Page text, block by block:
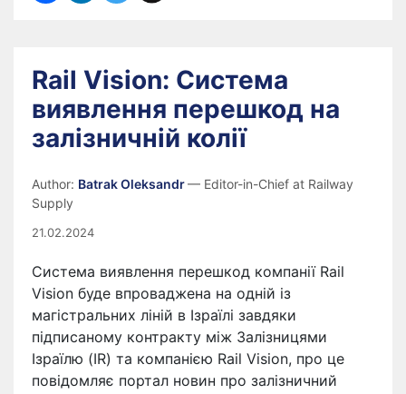
Rail Vision: Система
виявлення перешкод на
залізничній колії
Author: Batrak Oleksandr— Editor-in-Chief at Railway
Supply
21.02.2024
Система виявлення перешкод компанії Rail
Vision буде впроваджена на одній із
магістральних ліній в Ізраїлі завдяки
підписаному контракту між Залізницями
Ізраїлю (IR) та компанією Rail Vision, про це
повідомляє портал новин про залізничний